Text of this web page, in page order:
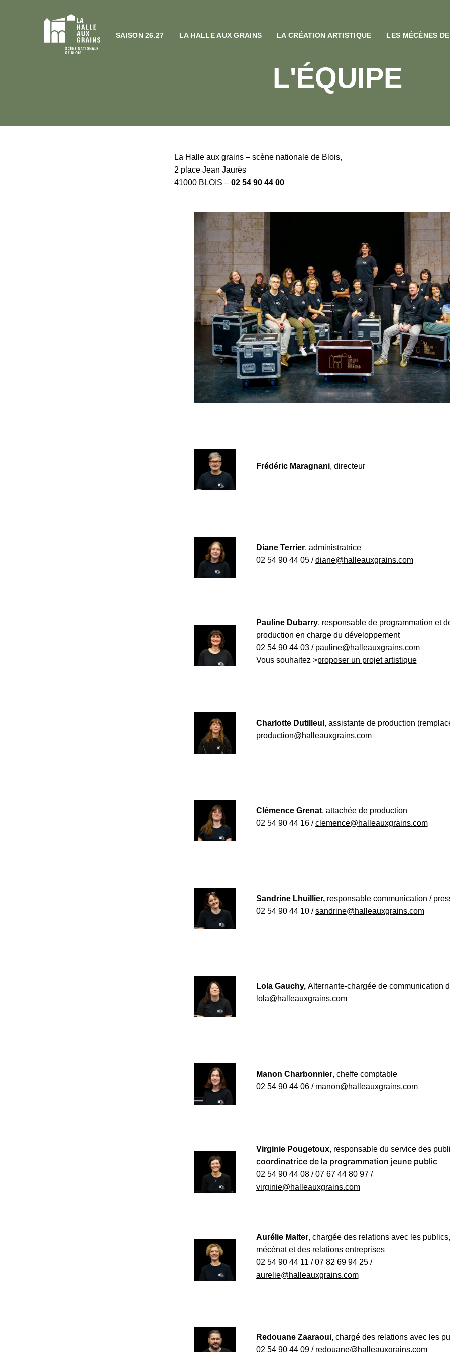
SAISON 26.27 LA HALLE AUX GRAINS LA CRÉATION ARTISTIQUE LES MÉCÈNES
L'ÉQUIPE
La Halle aux grains – scène nationale de Blois,
2 place Jean Jaurès
41000 BLOIS – 02 54 90 44 00
Frédéric Maragnani, directeur
Diane Terrier, administratrice
02 54 90 44 05 /diane@halleauxgrains.com
Pauline Dubarry, responsable de programmation et
production en charge du développement
02 54 90 44 03 / pauline@halleauxgrains.com
Vous souhaitez >proposer un projet artistique
Charlotte Dutilleul , assistante de production
production@halleauxgrains.com
Clémence Grenat, attachée de production
02 54 90 44 16 /clemence@halleauxgrains.com
Sandrine Lhuillier, responsable communication /
02 54 90 44 10 /sandrine@halleauxgrains.com
Lola Gauchy, Alternante-chargée de communication
lola@halleauxgrains.com
Manon Charbonnier, cheffe comptable
02 54 90 44 06 / manon@halleauxgrains.com
Virginie Pougetoux, responsable du service des
coordinatrice de la programmation jeune public
02 54 90 44 08 / 07 67 44 80 97 /
virginie@halleauxgrains.com
Aurélie Malter, chargée des relations avec les
mécénat et des relations entreprises
02 54 90 44 11 / 07 82 69 94 25 /
aurelie@halleauxgrains.com
Redouane Zaaraoui, chargé des relations avec les
02 54 90 44 09 / redouane@halleauxgrains.com